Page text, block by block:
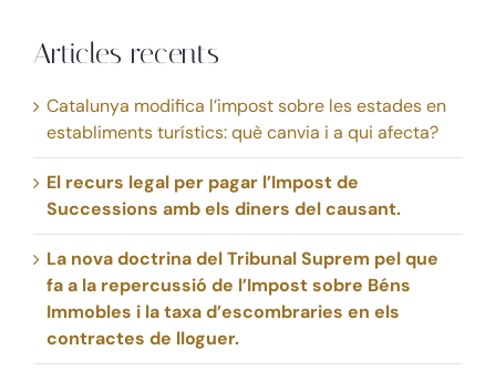
Articles recents
Catalunya modifica l’impost sobre les estades en
establiments turístics: què canvia i a qui afecta?
El recurs legal per pagar l’Impost de
Successions amb els diners del causant.
La nova doctrina del Tribunal Suprem pel que
fa a la repercussió de l’Impost sobre Béns
Immobles i la taxa d’escombraries en els
contractes de lloguer.